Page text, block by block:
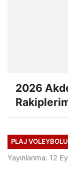
2026
PLAJ VOLEYBOLU
Yayınlanma: 12